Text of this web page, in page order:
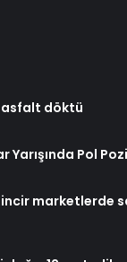
asfalt döktü
Pol
marketlerde